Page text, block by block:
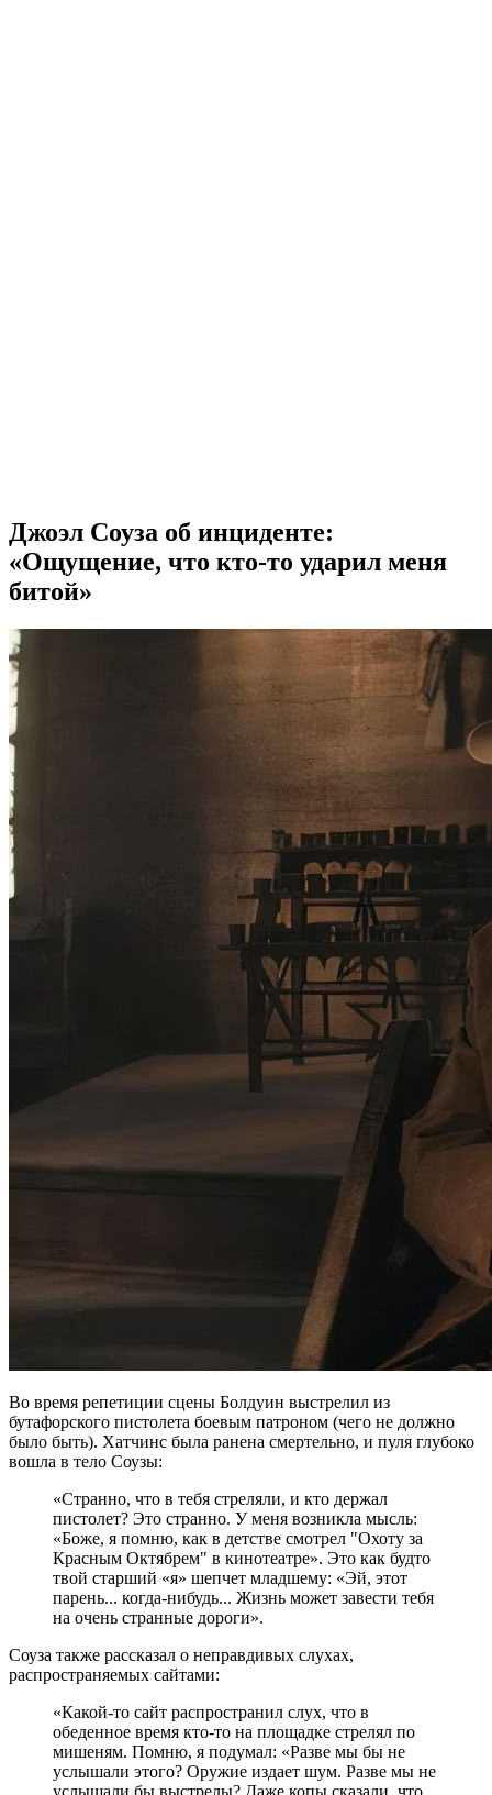
Джоэл Соуза об инциденте:
«Ощущение, что кто-то ударил меня
битой»
Во время репетиции сцены Болдуин выстрелил из
бутафорского пистолета боевым патроном (чего не должно
было быть). Хатчинс была ранена смертельно, и пуля глубоко
вошла в тело Соузы:
«Странно, что в тебя стреляли, и кто держал
пистолет? Это странно. У меня возникла мысль:
«Боже, я помню, как в детстве смотрел "Охоту за
Красным Октябрем" в кинотеатре». Это как будто
твой старший «я» шепчет младшему: «Эй, этот
парень... когда-нибудь... Жизнь может завести тебя
на очень странные дороги».
Соуза также рассказал о неправдивых слухах,
распространяемых сайтами:
«Какой-то сайт распространил слух, что в
обеденное время кто-то на площадке стрелял по
мишеням. Помню, я подумал: «Разве мы бы не
услышали этого? Оружие издает шум. Разве мы не
услышали бы выстрелы? Даже копы сказали, что